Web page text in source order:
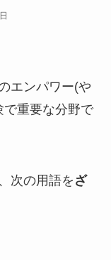
エンパワー(や
で重要な分野で
次の用語を ざ